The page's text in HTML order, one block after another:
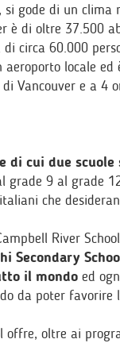
si gode di un
è di oltre 37.500
di circa 60.000
aeroporto locale
Vancouver e a 4
di cui due
grade 9 al grade
che
River
Secondary
il mondo ed
da poter favorire
l offre, oltre ai